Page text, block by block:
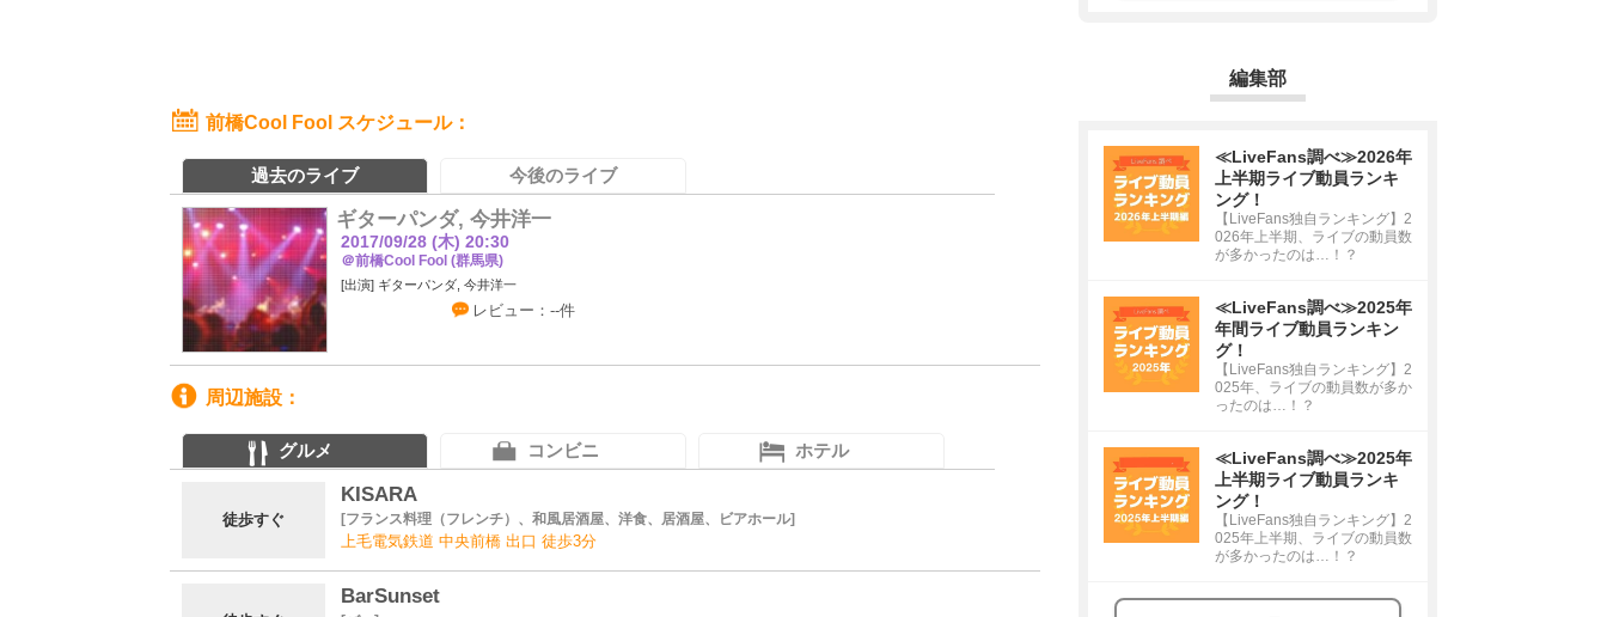
前橋Cool Fool スケジュール
過去のライブ 今後のライブ
ギターパンダ, 今井洋一
2017/09/28 (木) 20:30
＠前橋Cool Fool (群馬県)
ギターパンダ, 今井洋一
レビュー：--件
周辺施設
グルメ コンビニ ホテル
徒歩すぐ
KISARA
フランス料理（フレンチ）、和風居酒屋、洋食、居酒屋、ビアホール
上毛電気鉄道 中央前橋 出口 徒歩3分
BarSunset
編集部
≪LiveFans調べ≫2026年
上半期ライブ動員ランキ
ング！
【LiveFans独自ランキング】2
026年上半期、ライブの動員数
が多かったのは…！？
≪LiveFans調べ≫2025年
年間ライブ動員ランキン
グ！
【LiveFans独自ランキング】2
025年、ライブの動員数が多か
ったのは…！？
≪LiveFans調べ≫2025年
上半期ライブ動員ランキ
ング！
【LiveFans独自ランキング】2
025年上半期、ライブの動員数
が多かったのは…！？